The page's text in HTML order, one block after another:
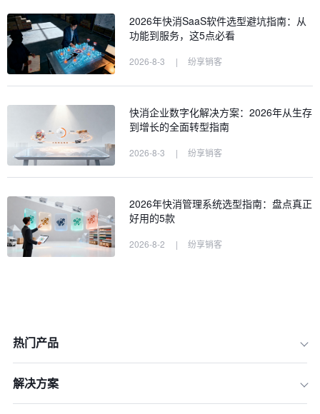
2026年快消SaaS软件选型避坑指南：从
功能到服务，这5点必看
2026-8-3 | 纷享销客
快消企业数字化解决方案：2026年从生存
到增长的全面转型指南
2026-8-3 | 纷享销客
2026年快消管理系统选型指南：盘点真正
好用的5款
2026-8-2 | 纷享销客
热门产品
解决方案